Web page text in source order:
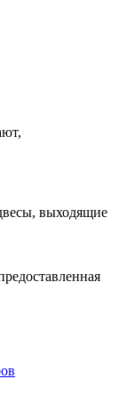
выходящие